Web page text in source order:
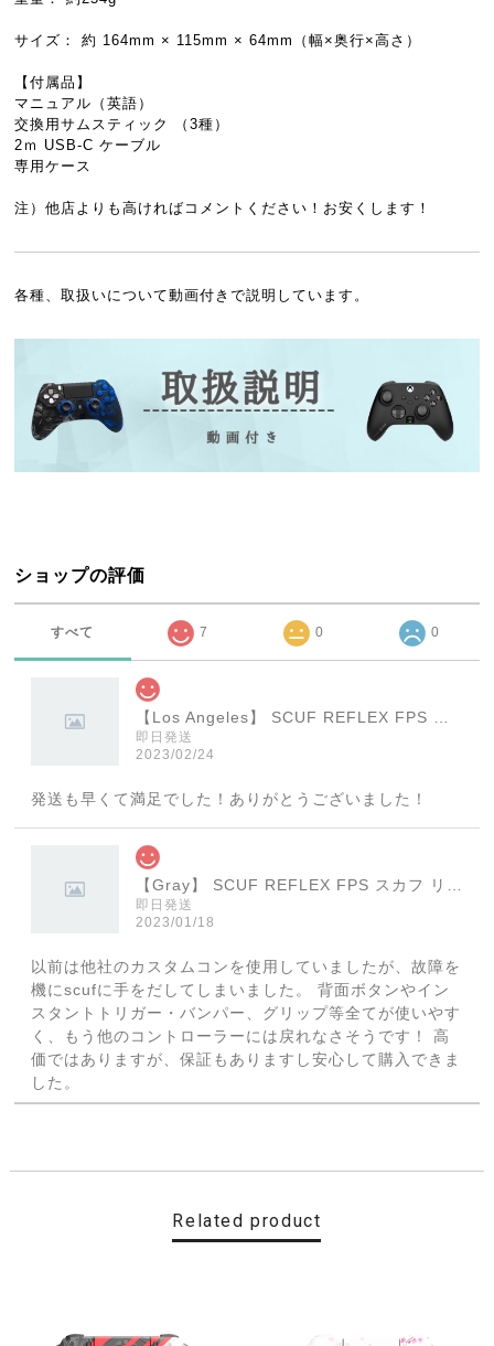
サイズ： 約 164mm × 115mm × 64mm（幅×奥行×高さ）
【付属品】
マニュアル（英語）
交換用サムスティック （3種）
2ｍ USB-C ケーブル
専用ケース
注）他店よりも高ければコメントください！お安くします！
各種、取扱いについて動画付きで説明しています。
ショップの評価
すべて 7 0 0
【Los Angeles】 SCUF REFLEX FPS スカフ リフレックス エフピーエス
即日発送
2023/02/24
発送も早くて満足でした！ありがとうございました！
【Gray】 SCUF REFLEX FPS スカフ リフレックス エフピーエス
即日発送
2023/01/18
以前は他社のカスタムコンを使用していましたが、故障を
機にscufに手をだしてしまいました。 背面ボタンやイン
スタントトリガー・バンパー、グリップ等全てが使いやす
く、もう他のコントローラーには戻れなさそうです！ 高
価ではありますが、保証もありますし安心して購入できま
した。
【Cherry Blossom】 SCUF REFLEX FPS スカフ リフレックス エフピーエス
Related product